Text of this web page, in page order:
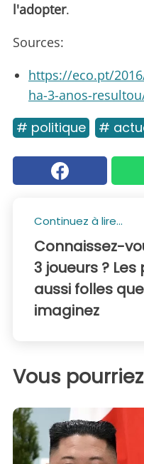
l'adopter.
Sources:
https://eco.pt/
ha-3-anos-
# politique #
Continuez à lire...
Connaissez-
3 joueurs ?
aussi folles
imaginez
Vous